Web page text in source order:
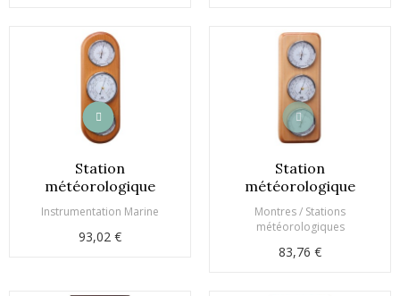
Station
météorologique
Instrumentation Marine
93,02 €
Station
météorologique
Montres / Stations
météorologiques
83,76 €